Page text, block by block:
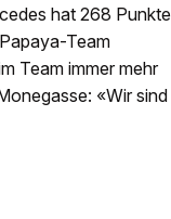
hat 268 Punkte
Team
Team immer mehr
«Wir sind